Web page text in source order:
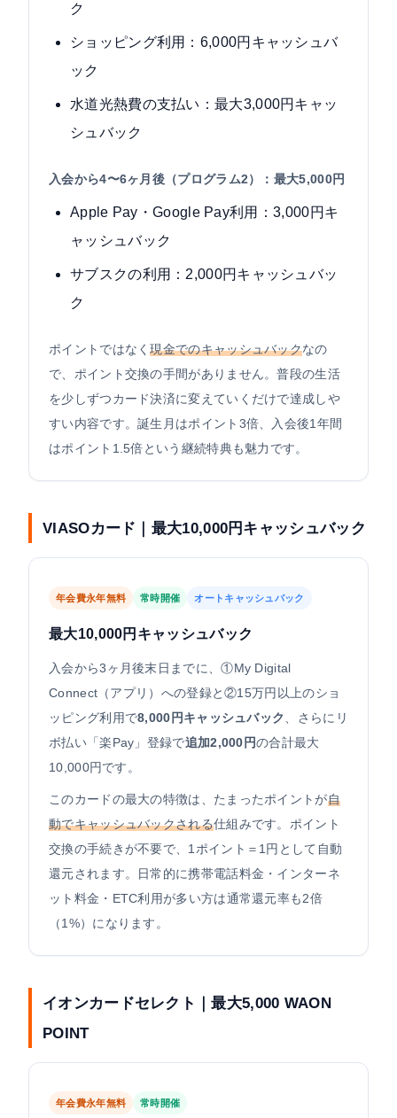
ク
ショッピング利用：6,000円キャッシュバ
ック
水道光熱費の支払い：最大3,000円キャッ
シュバック
入会から4〜6ヶ月後（プログラム2）：最大5,000円
Apple Pay・Google Pay利用：3,000円キ
ャッシュバック
サブスクの利用：2,000円キャッシュバッ
ク
ポイントではなく現金でのキャッシュバックなの
で、ポイント交換の手間がありません。普段の生活
を少しずつカード決済に変えていくだけで達成しや
すい内容です。誕生月はポイント3倍、入会後1年間
はポイント1.5倍という継続特典も魅力です。
VIASOカード｜最大10,000円キャッシュバック
年会費永年無料 常時開催 オートキャッシュバック
最大10,000円キャッシュバック
入会から3ヶ月後末日までに、①My Digital
Connect（アプリ）への登録と②15万円以上のショ
ッピング利用で8,000円キャッシュバック、さらにリ
ボ払い「楽Pay」登録で追加2,000円の合計最大
10,000円です。
このカードの最大の特徴は、たまったポイントが自
動でキャッシュバックされる仕組みです。ポイント
交換の手続きが不要で、1ポイント＝1円として自動
還元されます。日常的に携帯電話料金・インターネ
ット料金・ETC利用が多い方は通常還元率も2倍
（1%）になります。
イオンカードセレクト｜最大5,000 WAON
POINT
年会費永年無料 常時開催